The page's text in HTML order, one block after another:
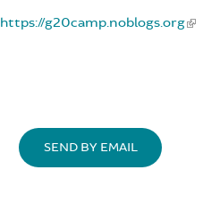
https://g20camp.noblogs.org
SEND BY EMAIL